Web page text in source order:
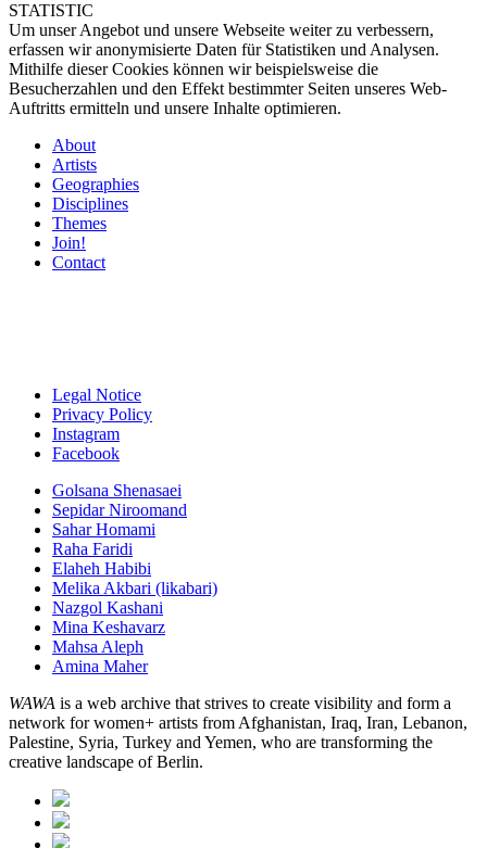
STATISTIC
Um unser Angebot und unsere Webseite weiter zu verbessern,
erfassen wir anonymisierte Daten für Statistiken und Analysen.
Mithilfe dieser Cookies können wir beispielsweise die
Besucherzahlen und den Effekt bestimmter Seiten unseres Web-
Auftritts ermitteln und unsere Inhalte optimieren.
About
Artists
Geographies
Disciplines
Themes
Join!
Contact
Legal Notice
Privacy Policy
Instagram
Facebook
Golsana Shenasaei
Sepidar Niroomand
Sahar Homami
Raha Faridi
Elaheh Habibi
Melika Akbari (likabari)
Nazgol Kashani
Mina Keshavarz
Mahsa Aleph
Amina Maher
WAWA is a web archive that strives to create visibility and form a
network for women+ artists from Afghanistan, Iraq, Iran, Lebanon,
Palestine, Syria, Turkey and Yemen, who are transforming the
creative landscape of Berlin.